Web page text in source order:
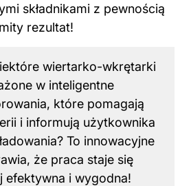
składnikami z pewnością
rezultat!
wiertarko-wkrętarki
w inteligentne
które pomagają
i informują użytkownika
To innowacyjne
że praca staje się
efektywna i wygodna!